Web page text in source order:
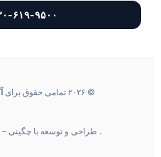
۰۹۳۰-۶۱۹-
© ۲۰۲۶ تمامی حقوق برای
. طراحی و توسعه با چگینی – شماره